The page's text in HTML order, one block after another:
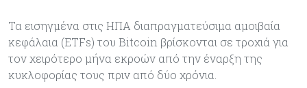
Τα εισηγμένα στις ΗΠΑ διαπραγματεύσιμα αμοιβαία
κεφάλαια (ETFs) του Bitcoin βρίσκονται σε τροχιά για
τον χειρότερο μήνα εκροών από την έναρξη της
κυκλοφορίας τους πριν από δύο χρόνια.